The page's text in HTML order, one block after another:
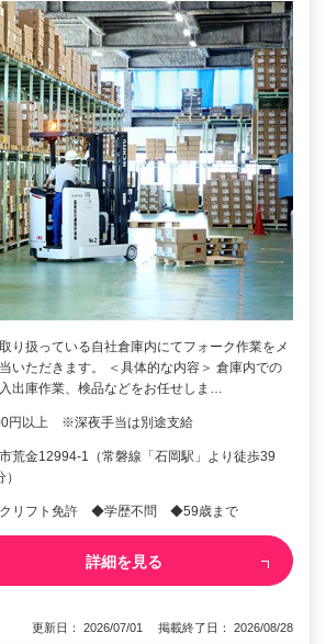
り扱っている自社倉庫内にてフォーク作業をメ
いただきます。 ＜具体的な内容＞ 倉庫内での
出庫作業、検品などをお任せしま…
円以上 ※深夜手当は別途支給
荒金12994-1（常磐線「石岡駅」より徒歩39
リフト免許 ◆学歴不問 ◆59歳まで
詳細を見る
更新日： 2026/07/01 掲載終了日： 2026/08/28